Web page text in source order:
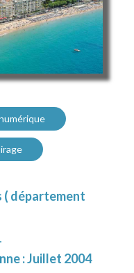
( département
: Juillet 2004